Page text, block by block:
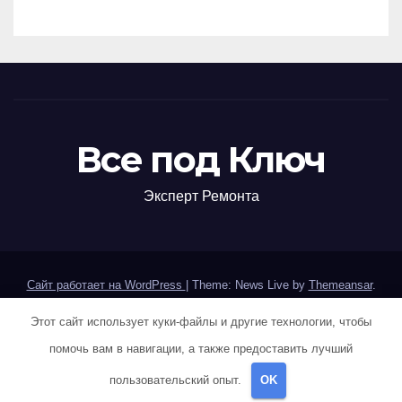
Все под Ключ
Эксперт Ремонта
Сайт работает на WordPress Theme: News Live by Themeansar.
Home Sample Page Авторам и правообладателям
Политика конфиденциальности
Этот сайт использует куки-файлы и другие технологии, чтобы
помочь вам в навигации, а также предоставить лучший
пользовательский опыт. OK